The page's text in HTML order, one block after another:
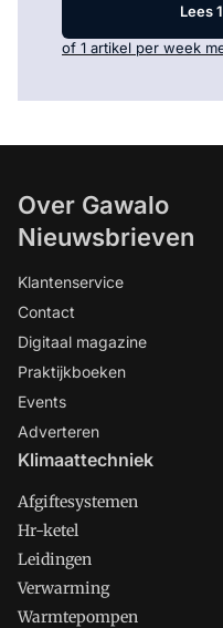
Lees
of 1 artikel per week
Over Gawalo
Nieuwsbrieven
Klantenservice
Contact
Digitaal magazine
Praktijkboeken
Events
Adverteren
Klimaattechniek
Afgiftesystemen
Hr-ketel
Leidingen
Verwarming
Warmtepompen